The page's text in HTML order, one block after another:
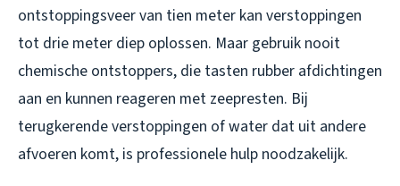
ontstoppingsveer van tien meter kan verstoppingen
tot drie meter diep oplossen. Maar gebruik nooit
chemische ontstoppers, die tasten rubber afdichtingen
aan en kunnen reageren met zeepresten. Bij
terugkerende verstoppingen of water dat uit andere
afvoeren komt, is professionele hulp noodzakelijk.